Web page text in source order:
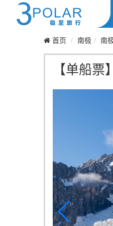
首页 南极 南
【单船